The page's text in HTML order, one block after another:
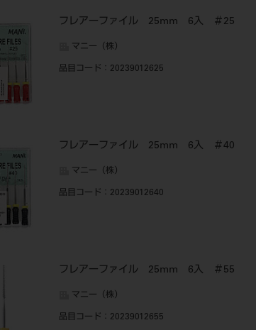
フレアーファイル 25mm 6入 ＃25
マニー（株）
品目コード ：20239012625
フレアーファイル 25mm 6入 ＃40
マニー（株）
品目コード ：20239012640
フレアーファイル 25mm 6入 ＃55
マニー（株）
品目コード ：20239012655